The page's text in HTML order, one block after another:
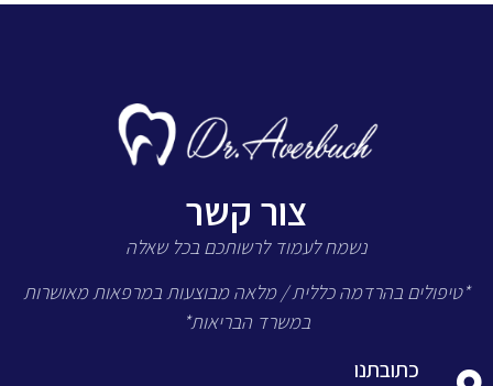
צור קשר
נשמח לעמוד לרשותכם בכל שאלה
*טיפולים בהרדמה כללית / מלאה מבוצעות במרפאות מאושרות
במשרד הבריאות*
כתובתנו